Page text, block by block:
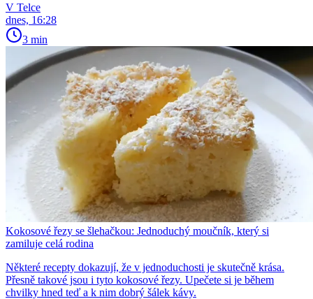
V Telce
dnes, 16:28
3 min
Kokosové řezy se šlehačkou: Jednoduchý moučník, který si
zamiluje celá rodina
Některé recepty dokazují, že v jednoduchosti je skutečně krása.
Přesně takové jsou i tyto kokosové řezy. Upečete si je během
chvilky hned teď a k nim dobrý šálek kávy.